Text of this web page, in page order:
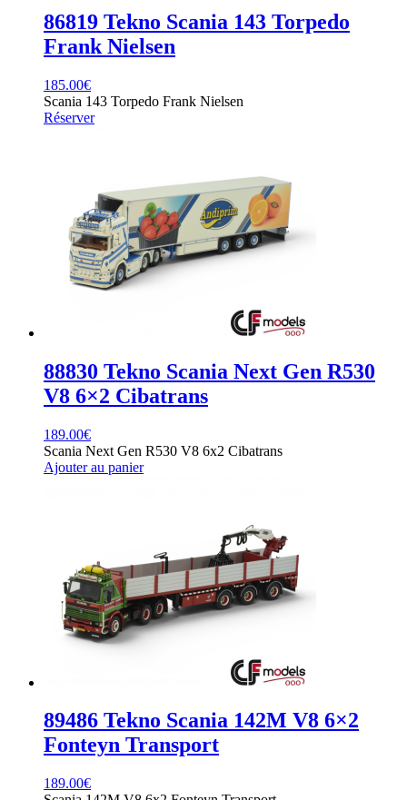
86819 Tekno Scania 143 Torpedo
Frank Nielsen
185.00€
Scania 143 Torpedo Frank Nielsen
Réserver
88830 Tekno Scania Next Gen R530
V8 6×2 Cibatrans
189.00€
Scania Next Gen R530 V8 6x2 Cibatrans
Ajouter au panier
89486 Tekno Scania 142M V8 6×2
Fonteyn Transport
189.00€